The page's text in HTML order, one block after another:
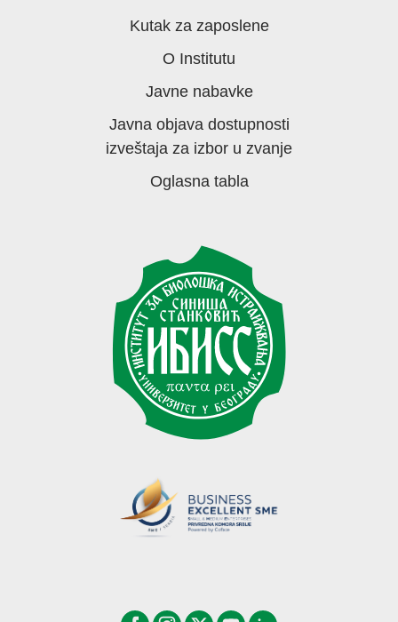
Kutak za zaposlene
O Institutu
Javne nabavke
Javna objava dostupnosti
izveštaja za izbor u zvanje
Oglasna tabla